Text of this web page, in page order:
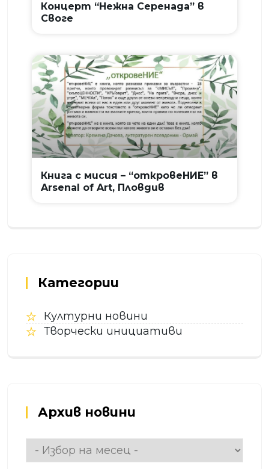
Концерт “Нежна Серенада” в
Своге
Книга с мисия – “откровеНИЕ” в
Arsenal of Art, Пловдив
Категории
Културни новини
Творчески инициативи
Архив новини